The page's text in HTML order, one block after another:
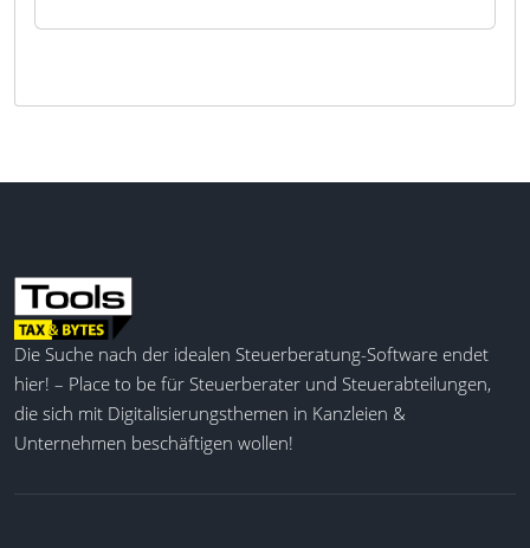
Die Suche nach der idealen Steuerberatung-Software endet
hier! – Place to be für Steuerberater und Steuerabteilungen,
die sich mit Digitalisierungsthemen in Kanzleien &
Unternehmen beschäftigen wollen!